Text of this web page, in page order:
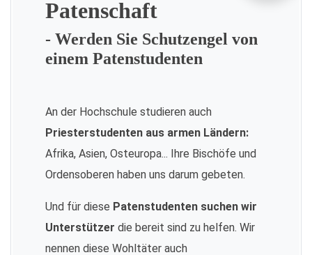
Patenschaft
- Werden Sie Schutzengel von
einem Patenstudenten
An der Hochschule studieren auch
Priesterstudenten aus armen Ländern:
Afrika, Asien, Osteuropa... Ihre Bischöfe und
Ordensoberen haben uns darum gebeten.
Und für diese Patenstudenten suchen wir
Unterstützer die bereit sind zu helfen. Wir
nennen diese Wohltäter auch